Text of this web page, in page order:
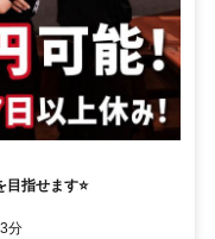
指せます⭐️
分